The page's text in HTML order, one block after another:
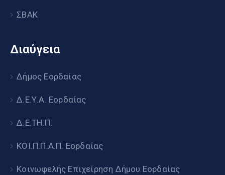
ΣΒΑΚ
Διαύγεια
Δήμος Εορδαίας
Δ.Ε.Υ.Α. Εορδαίας
Δ.Ε.ΤΗ.Π.
ΚΟΙ.Π.Π.Α.Π. Εορδαίας
Κοινωφελής Επιχείρηση Δήμου Εορδαίας